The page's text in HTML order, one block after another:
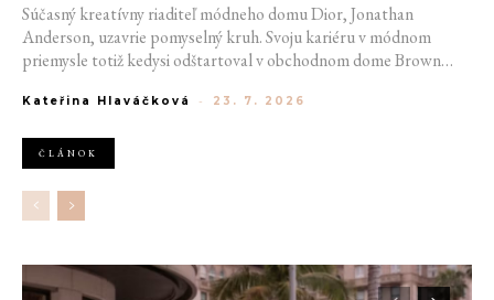
Súčasný kreatívny riaditeľ módneho domu Dior, Jonathan
Anderson, uzavrie pomyselný kruh. Svoju kariéru v módnom
priemysle totiž kedysi odštartoval v obchodnom dome Brown
jednej z najväčších luxusných značiek sveta. V decembri totiž v
Pre-Fall 2027.
Kateřina Hlaváčková - 23. 7. 2026
ČLÁNOK